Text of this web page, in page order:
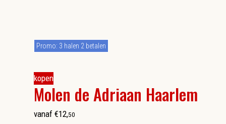
kopen
Molen de Adriaan Haarlem
Promo: 3 halen 2 betalen
vanaf €12,50